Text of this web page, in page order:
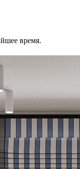
время.